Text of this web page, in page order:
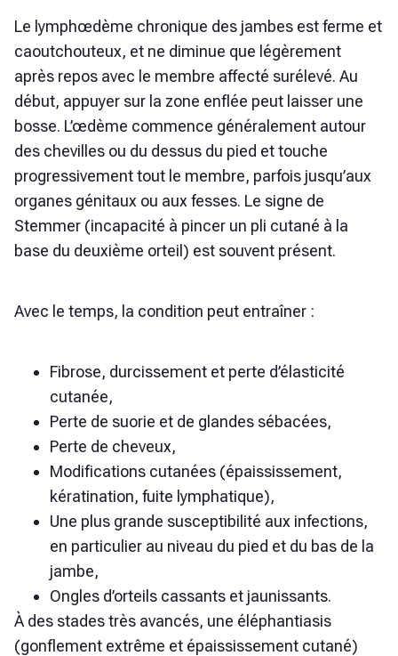
Le lymphœdème chronique des jambes est ferme et
caoutchouteux, et ne diminue que légèrement
après repos avec le membre affecté surélevé. Au
début, appuyer sur la zone enflée peut laisser une
bosse. L’œdème commence généralement autour
des chevilles ou du dessus du pied et touche
progressivement tout le membre, parfois jusqu’aux
organes génitaux ou aux fesses. Le signe de
Stemmer (incapacité à pincer un pli cutané à la
base du deuxième orteil) est souvent présent.
Avec le temps, la condition peut entraîner :
Fibrose, durcissement et perte d’élasticité
cutanée,
Perte de suorie et de glandes sébacées,
Perte de cheveux,
Modifications cutanées (épaississement,
kératination, fuite lymphatique),
Une plus grande susceptibilité aux infections,
en particulier au niveau du pied et du bas de la
jambe,
Ongles d’orteils cassants et jaunissants.
À des stades très avancés, une éléphantiasis
(gonflement extrême et épaississement cutané)